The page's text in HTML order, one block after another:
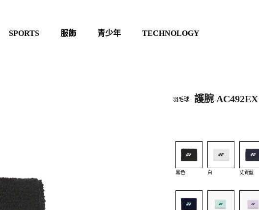
SPORTS 服飾 青少年 TECHNOLOGY
羽毛球 護腕 AC492EX
黑色 白 丈青藍